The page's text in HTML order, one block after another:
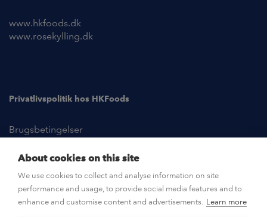
www.hkfoods.dk
www.rosekylling.dk
Privatlivspolitik hos HKFoods
Brugsbetingelser
KONTAKT OS
About cookies on this site
We use cookies to collect and analyse information on site
performance and usage, to provide social media features and to
enhance and customise content and advertisements. Learn more